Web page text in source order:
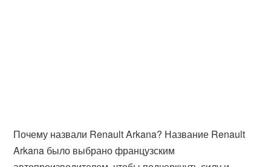
Почему назвали Renault Arkana? Название Renault
Arkana было выбрано французским